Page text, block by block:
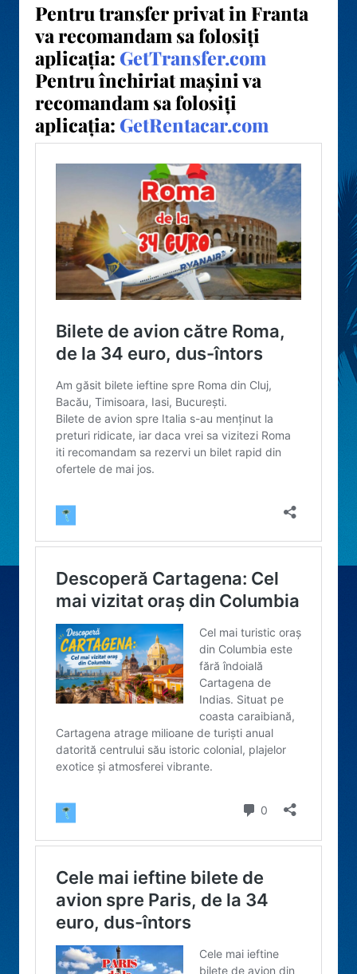
Pentru transfer privat in Franta
va recomandam sa folosiți
aplicația: GetTransfer.com
Pentru închiriat mașini va
recomandam sa folosiți
aplicația: GetRentacar.com